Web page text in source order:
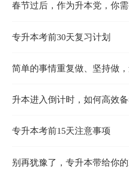
春节过后，作为升本党，你需
专升本考前30天复习计划
简单的事情重复做、坚持做
升本进入倒计时，如何高效
专升本考前15天注意事项
别再犹豫了，专升本带给你